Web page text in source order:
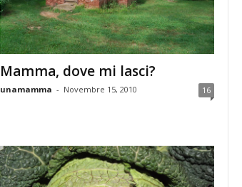
Mamma, dove mi lasci?
unamamma - Novembre 15, 2010 16